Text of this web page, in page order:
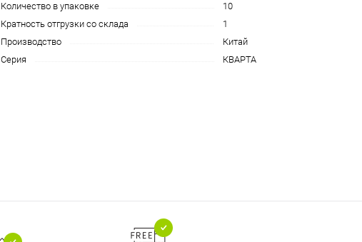
Количество в упаковке
10
Кратность отгрузки со склада
1
Производство
Китай
Серия
КВАРТА